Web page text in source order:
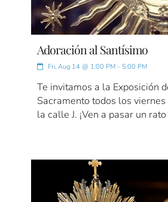
Adoración al Santísimo
Fri, Aug 14 @ 1:00 PM - 5:00 PM
Te invitamos a la Exposición
Sacramento todos los
la calle J. ¡Ven a pasar un